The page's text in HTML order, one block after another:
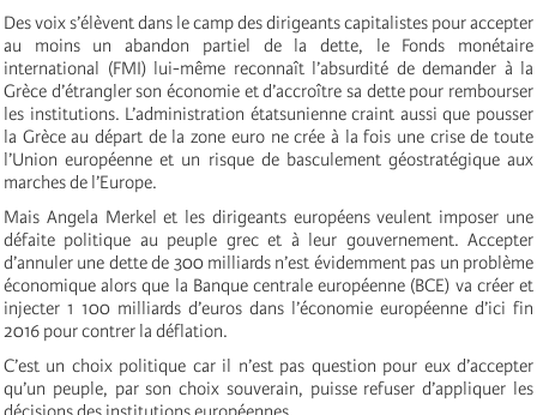
Des voix s’élèvent dans le camp des dirigeants capitalistes pour accepter
au moins un abandon partiel de la dette, le Fonds monétaire
international (FMI) lui-même reconnaît l’absurdité de demander à la
Grèce d’étrangler son économie et d’accroître sa dette pour rembourser
les institutions. L’administration étatsunienne craint aussi que pousser
la Grèce au départ de la zone euro ne crée à la fois une crise de toute
l’Union européenne et un risque de basculement géostratégique aux
marches de l’Europe.
Mais Angela Merkel et les dirigeants européens veulent imposer une
défaite politique au peuple grec et à leur gouvernement. Accepter
d’annuler une dette de 300 milliards n’est évidemment pas un problème
économique alors que la Banque centrale européenne (BCE) va créer et
injecter 1 100 milliards d’euros dans l’économie européenne d’ici fin
2016 pour contrer la déflation.
C’est un choix politique car il n’est pas question pour eux d’accepter
qu’un peuple, par son choix souverain, puisse refuser d’appliquer les